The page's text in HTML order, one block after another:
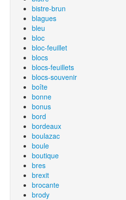
bistre-brun
blagues
bleu
bloc
bloc-feuillet
blocs
blocs-feuillets
blocs-souvenir
boîte
bonne
bonus
bord
bordeaux
boulazac
boule
boutique
bres
brexit
brocante
brody